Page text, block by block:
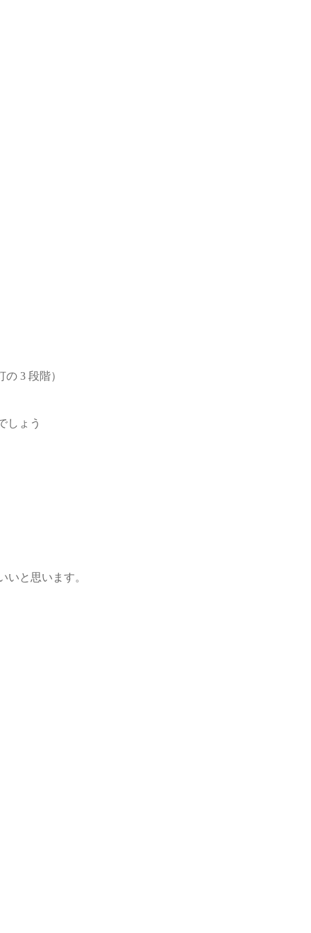
3 段階）
しょう
と思います。